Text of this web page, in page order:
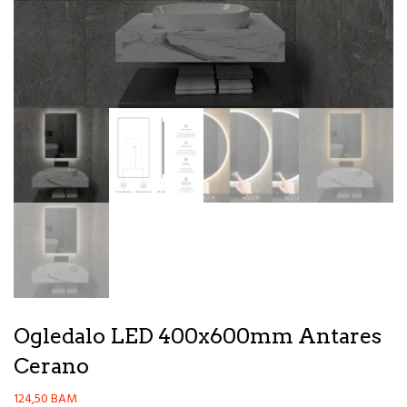
Ogledalo LED 400x600mm Antares
Cerano
124,50BAM